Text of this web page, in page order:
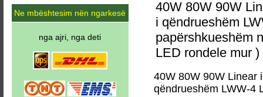
40W 80W 90W
i qëndrueshëm
papërshkueshëm
LED rondele mur )
40W 80W 90W Linear
qëndrueshëm LWW-4
Ne mbështesim nën ngarkesë
nga ajri, nga deti